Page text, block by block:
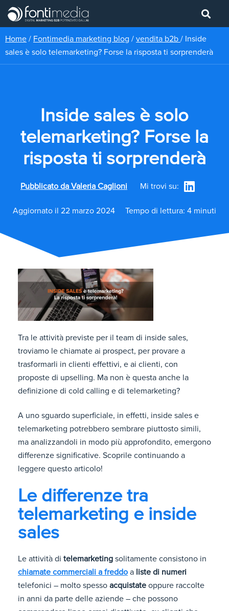
Home / Fontimedia marketing blog / vendita b2b / Inside
sales è solo telemarketing? Forse la risposta ti sorprenderà
Inside sales è solo
telemarketing? Forse la
risposta ti sorprenderà
Pubblicato da Valeria Caglioni Mi trovi su:
Aggiornato il 22 marzo 2024 Tempo di lettura: 4 minuti
Tra le attività previste per il team di inside sales,
troviamo le chiamate ai prospect, per provare a
trasformarli in clienti effettivi, e ai clienti, con
proposte di upselling. Ma non è questa anche la
definizione di cold calling e di telemarketing?
A uno sguardo superficiale, in effetti, inside sales e
telemarketing potrebbero sembrare piuttosto simili,
ma analizzandoli in modo più approfondito, emergono
differenze significative. Scoprile continuando a
leggere questo articolo!
Le differenze tra
telemarketing e inside
sales
Le attività di telemarketing solitamente consistono in
chiamate commerciali a freddo a liste di numeri
telefonici – molto spesso acquistate oppure raccolte
in anni da parte delle aziende – che possono